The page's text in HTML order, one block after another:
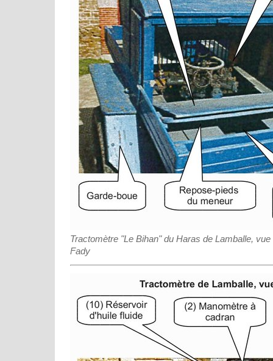
Tractomètre "Le Bihan" du Haras de Lamballe,
Fady